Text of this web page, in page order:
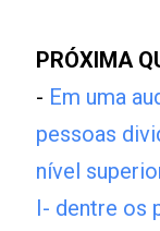
PRÓXIMA
- Em uma
pessoas
nível
I- dentre os